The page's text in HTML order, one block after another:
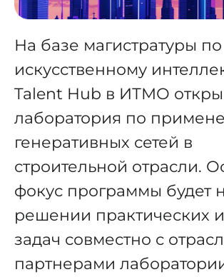
На базе магистратуры по
искусственному
Talent Hub в ИТМО
лаборатория по
генеративных сетей в
строительной отрасли.
фокус программы будет
решении практических
задач совместно с
партнерами